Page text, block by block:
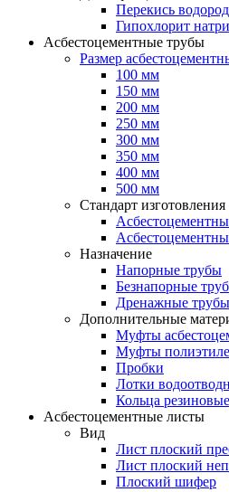
Перекись
Гипохлорит
Асбестоцементные трубы
Размер
100 мм
150 мм
200 мм
250 мм
300 мм
350 мм
400 мм
500 мм
Стандарт изготовления
Назначение
Напорные трубы
Безнапорные
Дренажные трубы
Дополнительные
Муфты
Муфты
Пробки
Лотки
Кольца резиновые
Асбестоцементные листы
Вид
Лист плоский
Лист плоский
Плоский шифер